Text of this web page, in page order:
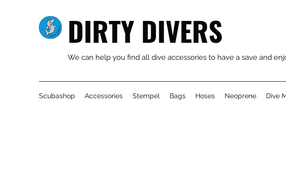
DIRTY DIVERS
We can help you find all dive accessories to have a save and
Scubashop Accessories Stempel Bags Hoses Neoprene Dive